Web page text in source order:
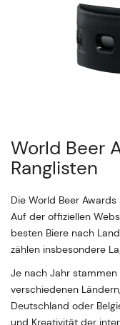
World Beer
Ranglisten
Die World Beer
Auf der offiziellen
besten Biere nach
zählen insbesondere
Je nach Jahr
verschiedenen
Deutschland oder
und Kreativität der